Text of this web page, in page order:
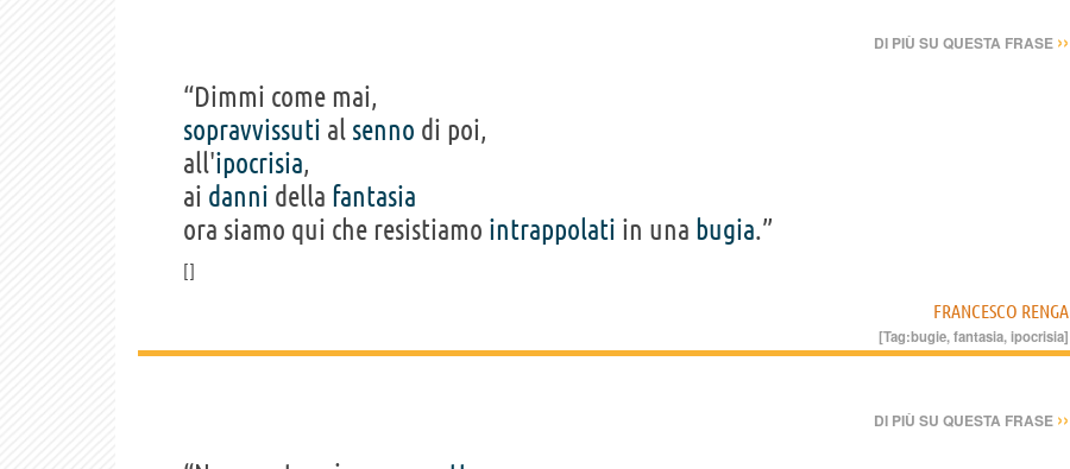
DI PIÙ SU QUESTA FRASE ››
“Dimmi come mai,
sopravvissuti al senno di poi,
all'ipocrisia,
ai danni della fantasia
ora siamo qui che resistiamo intrappolati in una bugia.”
FRANCESCO RENGA
[Tag:bugie,fantasia,ipocrisia]
DI PIÙ SU QUESTA FRASE ››